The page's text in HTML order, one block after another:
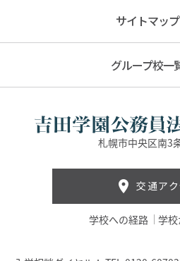
サイトマップ
グループ校一
札幌市中央区南3
交通ア
学校への経路 学